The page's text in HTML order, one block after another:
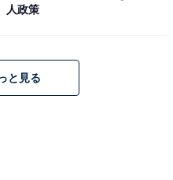
人政策
と見る